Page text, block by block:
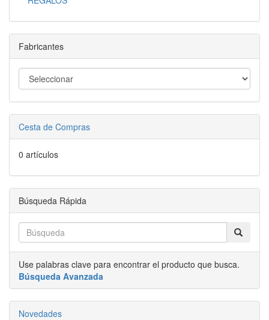
Fabricantes
Cesta de Compras
0 artículos
Búsqueda Rápida
Use palabras clave para encontrar el producto que busca.
Búsqueda Avanzada
Novedades